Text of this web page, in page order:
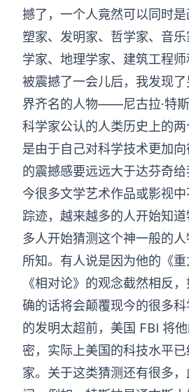
撼了，一个人竟然可以同时
塑家、发明家、哲学家、音
学家、地理学家、建筑工程
被震撼了一会儿后，我发现
界齐名的人物——尼古拉·特
科学家公认的人类历史上的
是由于自己对科学技术更加
的震撼感要远远大于达芬奇
今很多文学艺术作品或影视
踪迹，越来越多的人开始知
多人开始猜测这个神一般的
所知。有人说是因为他的《
《相对论》的观念截然相反
确的话将会颠覆现今的很多
的发明太超前，美国 FBI 将
密，实际上美国的科技水平
家。关于这类猜测还有很多